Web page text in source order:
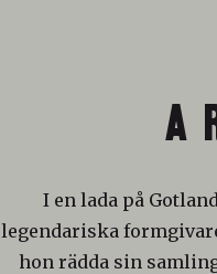
A
I en lada på
legendariska
hon rädda sin